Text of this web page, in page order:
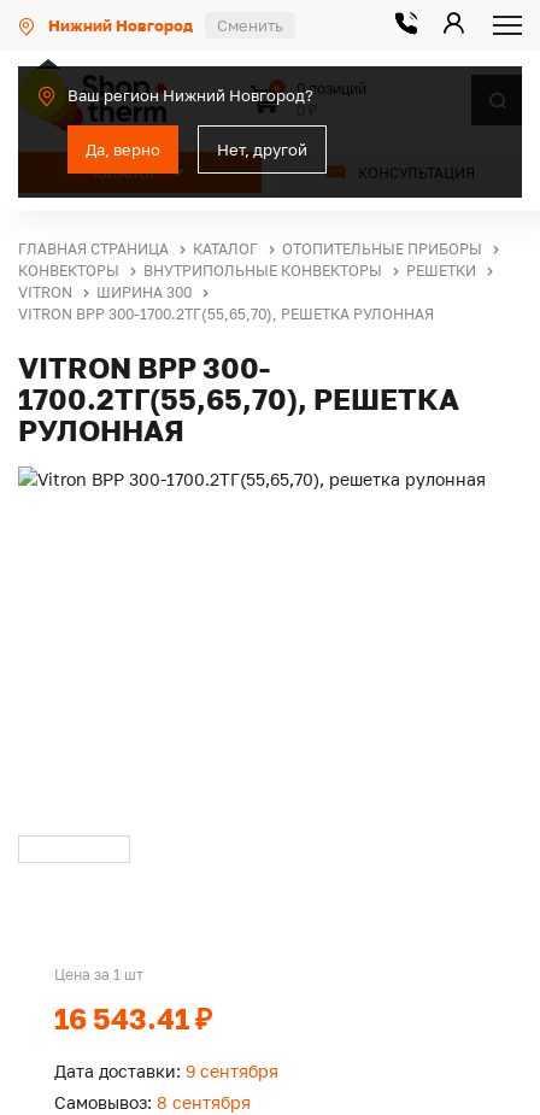
Нижний Новгород Сменить
Ваш регион Нижний Новгород?
Да, верно Нет, другой
КАТАЛОГ КОНСУЛЬТАЦИЯ
0
0 позиций
ГЛАВНАЯ СТРАНИЦА КАТАЛОГ
ОТОПИТЕЛЬНЫЕ ПРИБОРЫ
КОНВЕКТОРЫ
ВНУТРИПОЛЬНЫЕ КОНВЕКТОРЫ
РЕШЕТКИ
VITRON
ШИРИНА 300
VITRON ВРР 300-1700.2ТГ(55,65,70), РЕШЕТКА РУЛОННАЯ
VITRON ВРР 300-
1700.2ТГ(55,65,70), РЕШЕТКА
РУЛОННАЯ
Цена за 1 шт
16 543.41 ₽
Дата доставки: 9 сентября
Самовывоз: 8 сентября